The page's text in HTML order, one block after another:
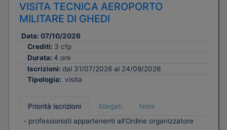
VISITA TECNICA AEROPORTO
MILITARE DI GHEDI
Data: 07/10/2026
Crediti: 3 cfp
Durata: 4 ore
Iscrizioni: dal 31/07/2026 al 24/09/2026
Tipologia: visita
Priorità iscrizioni Allegati
Note
- professionisti appartenenti all'Ordine organizzatore